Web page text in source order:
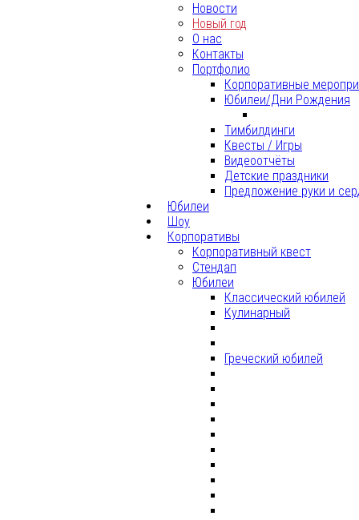
Новости
Новый год
О нас
Контакты
Портфолио
Корпоративные
Юбилеи/Дни Рождения
Тимбилдинги
Квесты / Игры
Видеоотчёты
Детские праздники
Предложение руки и
Юбилеи
Шоу
Корпоративы
Корпоративный квест
Стендап
Юбилеи
Классический юбилей
Кулинарный
Греческий юбилей